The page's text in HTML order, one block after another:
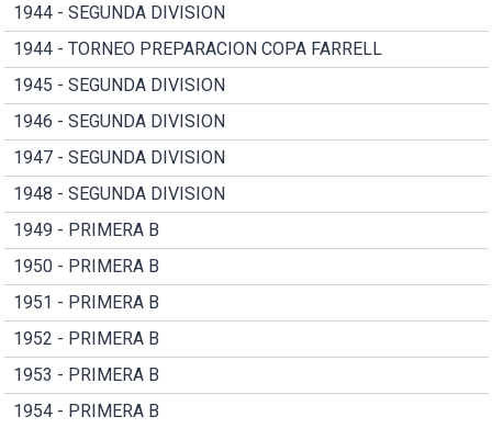
1944 - SEGUNDA DIVISION
1944 - TORNEO PREPARACION COPA FARRELL
1945 - SEGUNDA DIVISION
1946 - SEGUNDA DIVISION
1947 - SEGUNDA DIVISION
1948 - SEGUNDA DIVISION
1949 - PRIMERA B
1950 - PRIMERA B
1951 - PRIMERA B
1952 - PRIMERA B
1953 - PRIMERA B
1954 - PRIMERA B